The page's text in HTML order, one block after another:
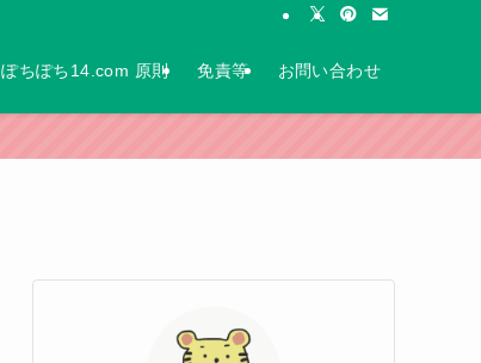
ぽちぽち14.com 原則 免責等 お問い合わせ